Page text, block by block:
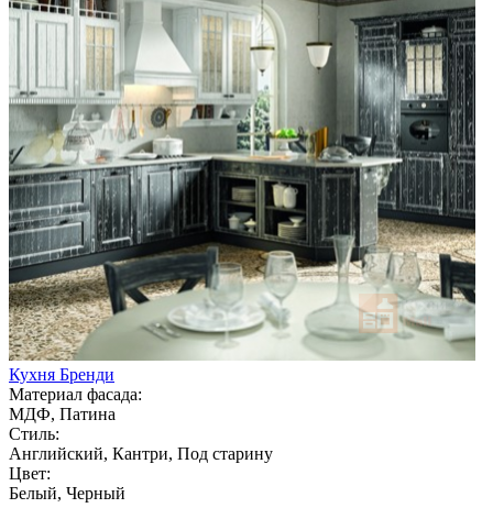
Кухня Бренди
Материал фасада:
МДФ, Патина
Стиль:
Английский, Кантри, Под старину
Цвет:
Белый, Черный